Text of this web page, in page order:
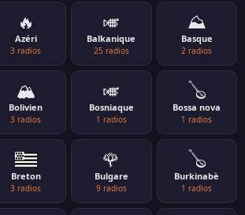
🔥
Azéri
3 radios
🎺
Balkanique
25 radios
⛰️
Basque
2 radios
🏔️
Bolivien
3 radios
🎺
Bosniaque
1 radios
🪕
Bossa nova
1 radios
Breton
3 radios
🌹
Bulgare
9 radios
🪕
Burkinabè
1 radios